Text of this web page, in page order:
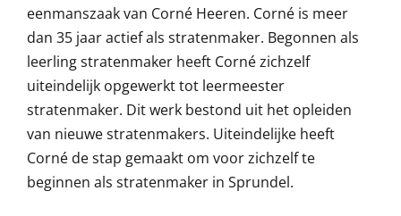
eenmanszaak van Corné Heeren. Corné is meer
dan 35 jaar actief als stratenmaker. Begonnen als
leerling stratenmaker heeft Corné zichzelf
uiteindelijk opgewerkt tot leermeester
stratenmaker. Dit werk bestond uit het opleiden
van nieuwe stratenmakers. Uiteindelijke heeft
Corné de stap gemaakt om voor zichzelf te
beginnen als stratenmaker in Sprundel.